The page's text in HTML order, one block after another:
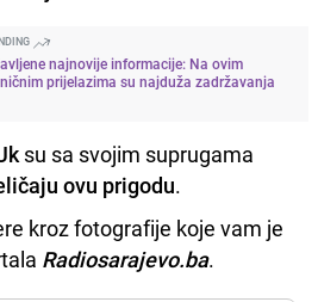
najnovije informacije: Na ovim
prijelazima su najduža zadržavanja
su sa svojim suprugama
ovu prigodu.
kroz fotografije koje vam je
Radiosarajevo.ba.